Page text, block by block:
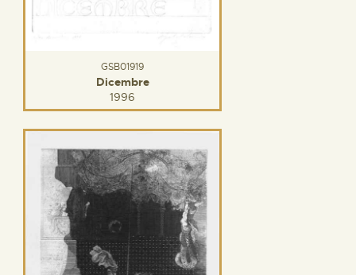
GSB01919
Dicembre
1996